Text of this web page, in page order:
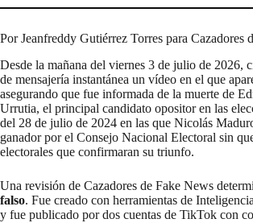
Por Jeanfreddy Gutiérrez Torres para Cazadores
Desde la mañana del viernes 3 de julio de 2026,
de mensajería instantánea un vídeo en el que
asegurando que fue informada de la muerte de
Urrutia, el principal candidato opositor en las
del 28 de julio de 2024 en las que Nicolás
ganador por el Consejo Nacional Electoral sin
electorales que confirmaran su triunfo.
Una revisión de Cazadores de Fake News
falso. Fue creado con herramientas de
y fue publicado por dos cuentas de TikTok con